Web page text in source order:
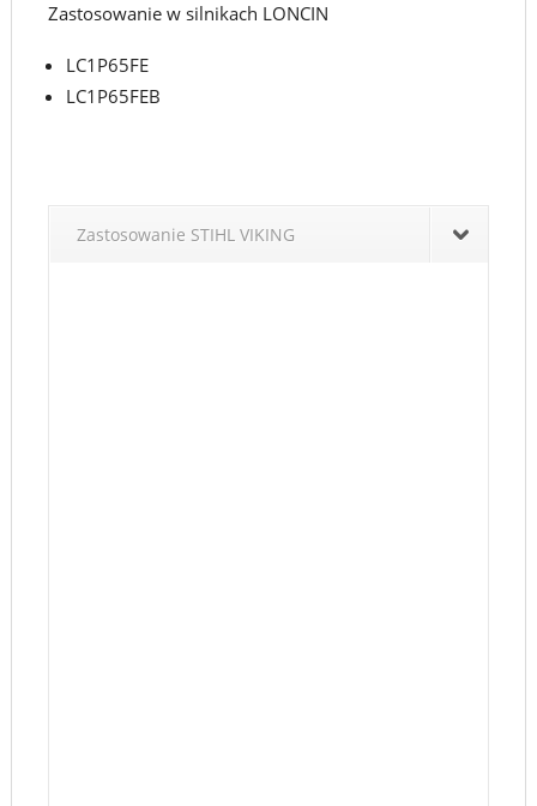
Zastosowanie w silnikach LONCIN
LC1P65FE
LC1P65FEB
Zastosowanie STIHL VIKING